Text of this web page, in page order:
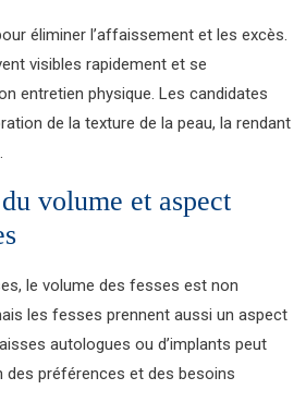
éliminer l’affaissement et les excès.
visibles rapidement et se
entretien physique. Les candidates
de la texture de la peau, la rendant
volume et aspect
le volume des fesses est non
les fesses prennent aussi un aspect
autologues ou d’implants peut
préférences et des besoins